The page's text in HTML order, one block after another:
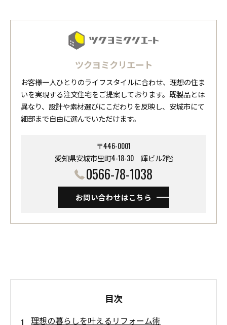
ツクヨミクリエート
お客様一人ひとりのライフスタイルに合わせ、理想の住ま
いを実現する注文住宅をご提案しております。既製品とは
異なり、設計や素材選びにこだわりを反映し、安城市にて
細部まで自由に選んでいただけます。
〒446-0001
愛知県安城市里町4-18-30 ​​​​​​​輝ビル2階
0566-78-1038
お問い合わせはこちら
目次
理想の暮らしを叶えるリフォーム術